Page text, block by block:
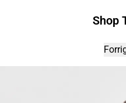
Shop